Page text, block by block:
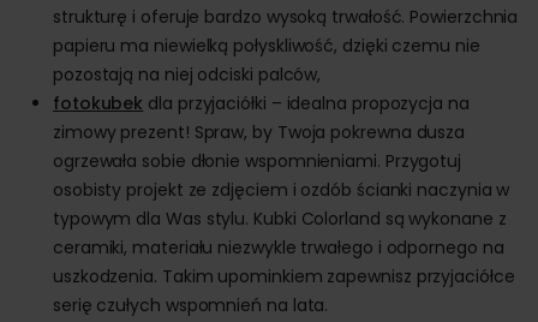
strukturę i oferuje bardzo wysoką trwałość. Powierzchnia
papieru ma niewielką połyskliwość, dzięki czemu nie
pozostają na niej odciski palców,
fotokubek dla przyjaciółki – idealna propozycja na
zimowy prezent! Spraw, by Twoja pokrewna dusza
ogrzewała sobie dłonie wspomnieniami. Przygotuj
osobisty projekt ze zdjęciem i ozdób ścianki naczynia w
typowym dla Was stylu. Kubki Colorland są wykonane z
ceramiki, materiału niezwykle trwałego i odpornego na
uszkodzenia. Takim upominkiem zapewnisz przyjaciółce
serię czułych wspomnień na lata.